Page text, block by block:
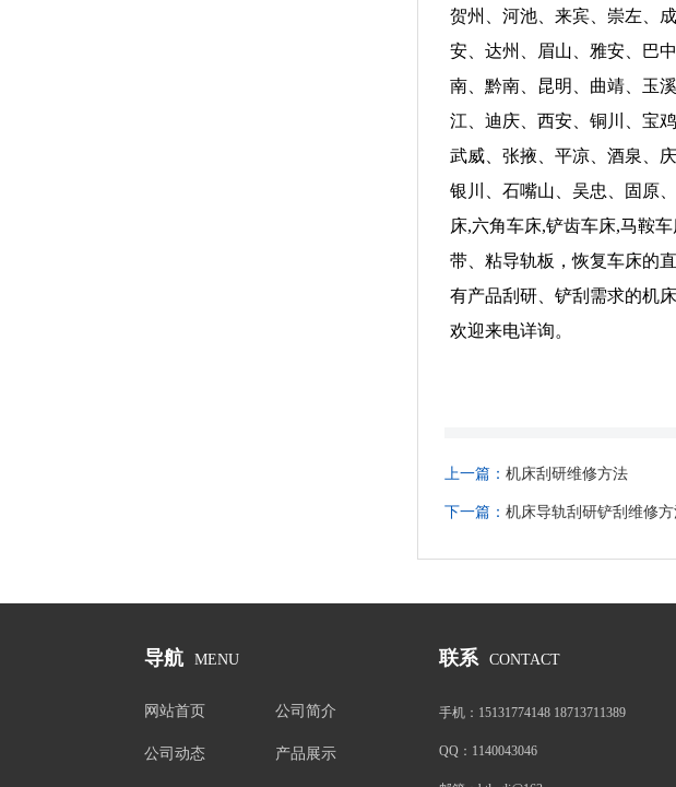
贺州、河池、来宾、崇左、
安、达州、眉山、雅安、巴
南、黔南、昆明、曲靖、玉
江、迪庆、西安、铜川、宝
武威、张掖、平凉、酒泉、
银川、石嘴山、吴忠、固原
床,六角车床,铲齿车床,马鞍
带、粘导轨板，恢复车床的
有产品刮研、铲刮需求的机
欢迎来电详询。
上一篇： 机床刮研维修方法
下一篇： 机床导轨刮研铲刮维修
导航 MENU
网站首页 公司简介
公司动态 产品展示
联系 CONTACT
手机： 15131774148 18713711389
QQ： 1140043046